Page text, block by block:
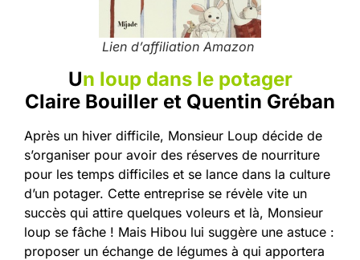
Lien d’affiliation Amazon
Un loup dans le potager
Claire Bouiller et Quentin Gréban
Après un hiver difficile, Monsieur Loup décide de
s’organiser pour avoir des réserves de nourriture
pour les temps difficiles et se lance dans la culture
d’un potager. Cette entreprise se révèle vite un
succès qui attire quelques voleurs et là, Monsieur
loup se fâche ! Mais Hibou lui suggère une astuce :
proposer un échange de légumes à qui apportera